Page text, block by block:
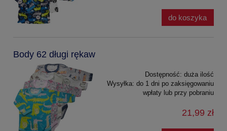
do koszyka
Body 62 długi rękaw
Dostępność: duża ilość
Wysyłka: do 1 dni po zaksięgowaniu
wpłaty lub przy pobraniu
21,99 zł